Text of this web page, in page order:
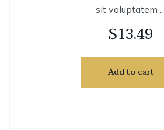
sit voluptatem …
$13.49
Add to cart